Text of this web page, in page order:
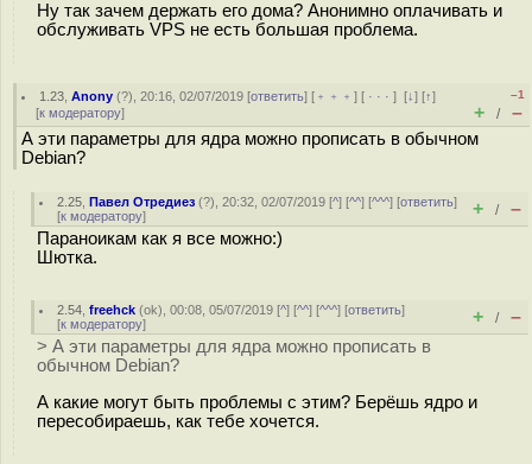
Ну так зачем держать его дома? Анонимно оплачивать и
обслуживать VPS не есть большая проблема.
1.23 ,Anony (?), 20:16, 02/07/2019 [ответить] [ ﹢﹢﹢] [ · · ·][↓] [↑]
[к модератору]
–1
+ / –
А эти параметры для ядра можно прописать в обычном
Debian?
2.25 ,Павел Отредиез (?), 20:32, 02/07/2019 [^] [^^] [^^^] [ответить]
[к модератору] + / –
Параноикам как я все можно:)
Шютка.
2.54 ,freehck (ok), 00:08, 05/07/2019 [^] [^^] [^^^] [ответить]
[к модератору] + / –
> А эти параметры для ядра можно прописать в
обычном Debian?
А какие могут быть проблемы с этим? Берёшь ядро и
пересобираешь, как тебе хочется.